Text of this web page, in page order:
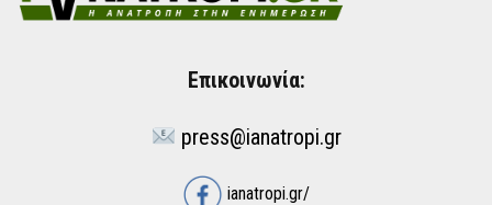
Επικοινωνία:
press@ianatropi.gr
ianatropi.gr/